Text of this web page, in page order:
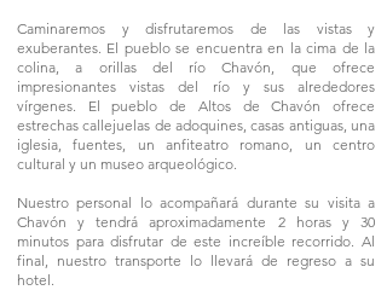
Caminaremos y disfrutaremos de las vistas y
exuberantes. El pueblo se encuentra en la cima de la
colina, a orillas del río Chavón, que ofrece
impresionantes vistas del río y sus alrededores
vírgenes. El pueblo de Altos de Chavón ofrece
estrechas callejuelas de adoquines, casas antiguas, una
iglesia, fuentes, un anfiteatro romano, un centro
cultural y un museo arqueológico.
Nuestro personal lo acompañará durante su visita a
Chavón y tendrá aproximadamente 2 horas y 30
minutos para disfrutar de este increíble recorrido. Al
final, nuestro transporte lo llevará de regreso a su
hotel.